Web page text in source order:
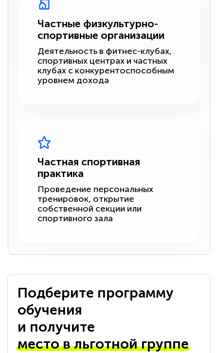
Частные физкультурно-
спортивные организации
Деятельность в фитнес-клубах,
спортивных центрах и частных
клубах с конкурентоспособным
уровнем дохода
Частная спортивная
практика
Проведение персональных
тренировок, открытие
собственной секции или
спортивного зала
Подберите программу
обучения
и получите
место в льготной группе